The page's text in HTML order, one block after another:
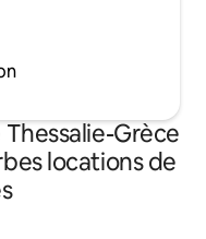
Grèce
locations de